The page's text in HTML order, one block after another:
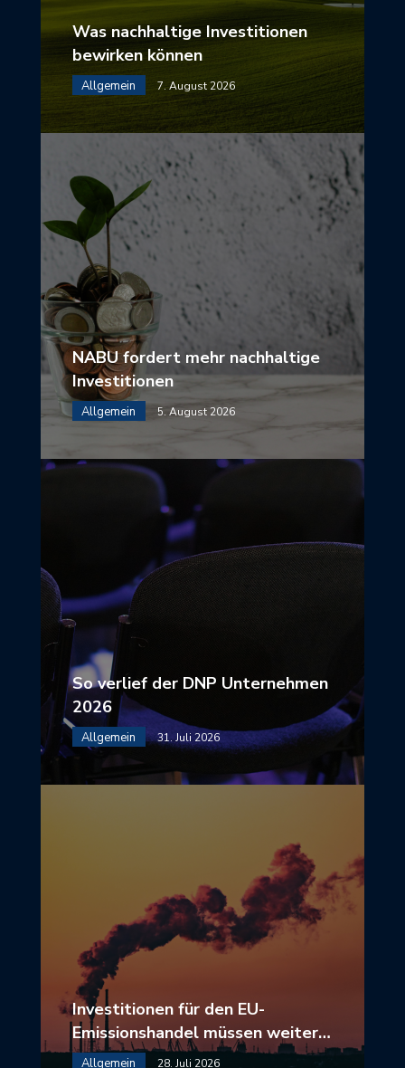
Was nachhaltige Investitionen
bewirken können
Allgemein 7. August 2026
NABU fordert mehr nachhaltige
Investitionen
Allgemein 5. August 2026
So verlief der DNP Unternehmen
2026
Allgemein 31. Juli 2026
Investitionen für den EU-
Emissionshandel müssen weiter…
Allgemein 28. Juli 2026